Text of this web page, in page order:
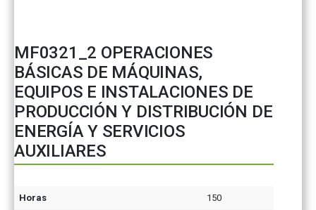
MF0321_2 OPERACIONES
BÁSICAS DE MÁQUINAS,
EQUIPOS E INSTALACIONES DE
PRODUCCIÓN Y DISTRIBUCIÓN DE
ENERGÍA Y SERVICIOS
AUXILIARES
Horas 150